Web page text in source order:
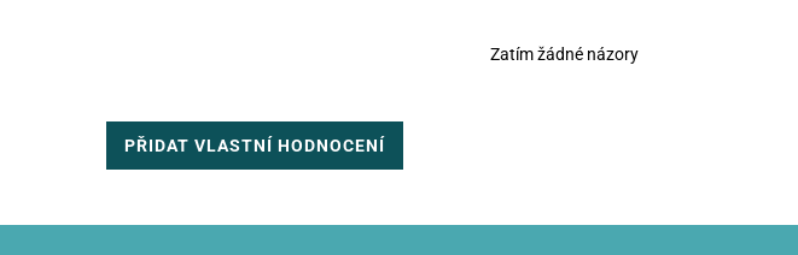
Zatím žádné názory
PŘIDAT VLASTNÍ HODNOCENÍ